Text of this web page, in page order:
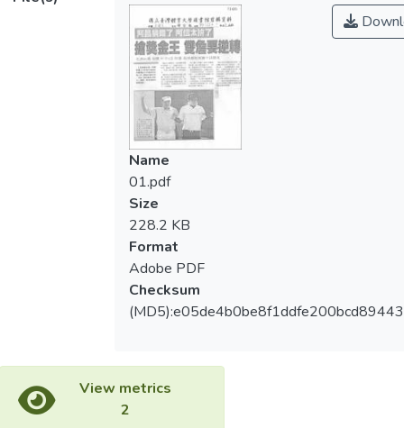
Name
01.pdf
Size
228.2 KB
Format
Adobe PDF
Checksum
View metrics
2